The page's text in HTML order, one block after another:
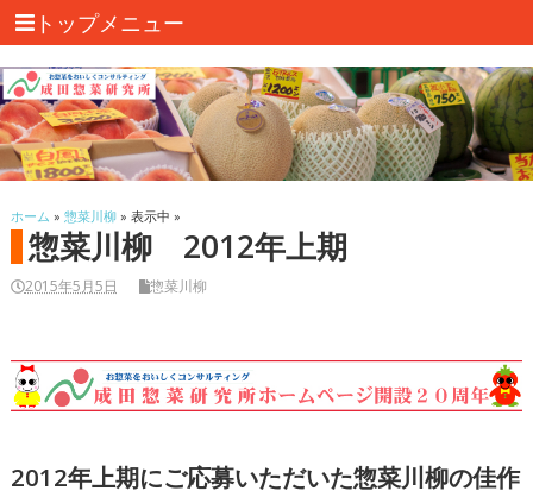
トップメニュー
ホーム » 惣菜川柳» 表示中 »
惣菜川柳 2012年上期
2015年5月5日 惣菜川柳
2012年上期にご応募いただいた惣菜川柳の佳作